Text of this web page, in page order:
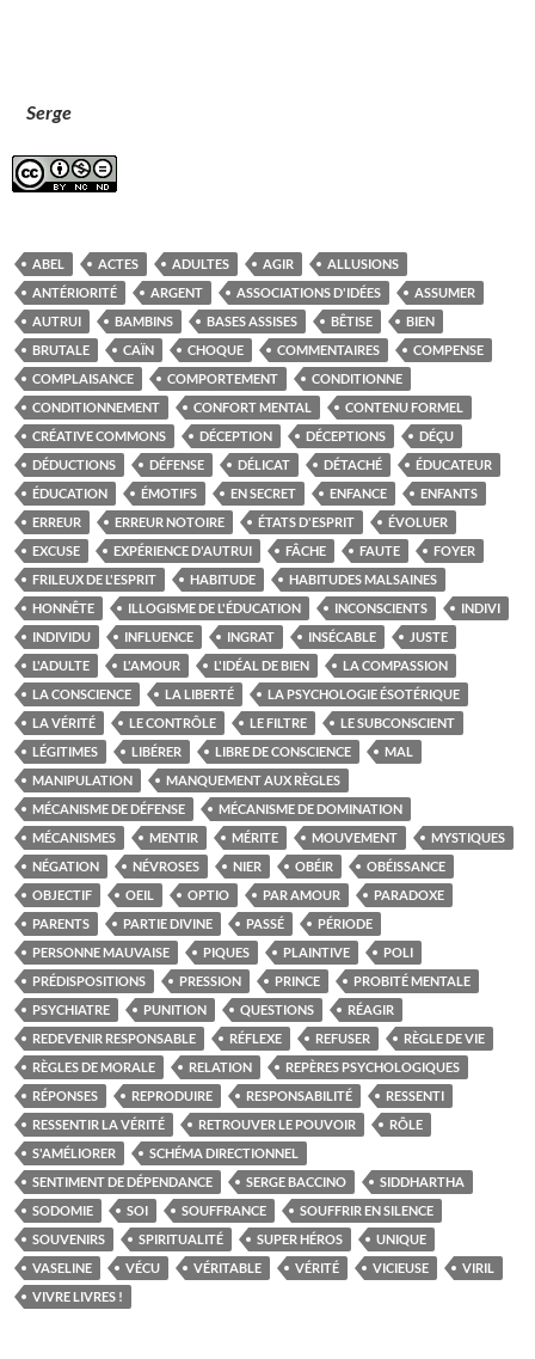
Serge
ABEL ACTES ADULTES AGIR
ALLUSIONS
ANTÉRIORITÉ
ARGENT ASSOCIATIONS D'IDÉES
ASSUMER
AUTRUI
BAMBINS BASES ASSISES BÊTISE
BIEN
BRUTALE
CAÏN CHOQUE COMMENTAIRES
COMPENSE
COMPLAISANCE
COMPORTEMENT
CONDITIONNE
CONDITIONNEMENT
CONFORT MENTAL
CONTENU FORMEL
CRÉATIVE COMMONS
DÉCEPTION DÉCEPTIONS
DÉÇU
DÉDUCTIONS
DÉFENSE DÉLICAT DÉTACHÉ
ÉDUCATEUR
ÉDUCATION
ÉMOTIFS EN SECRET ENFANCE
ENFANTS
ERREUR
ERREUR NOTOIRE ÉTATS D'ESPRIT
ÉVOLUER
EXCUSE
EXPÉRIENCE D'AUTRUI FÂCHE FAUTE
FOYER
FRILEUX DE L'ESPRIT
HABITUDE
HABITUDES MALSAINES
HONNÊTE
ILLOGISME DE L'ÉDUCATION INCONSCIENTS
INDIVI
INDIVIDU
INFLUENCE INGRAT INSÉCABLE
JUSTE
L'ADULTE
L'AMOUR L'IDÉAL DE BIEN
LA COMPASSION
LA CONSCIENCE
LA LIBERTÉ
LA PSYCHOLOGIE ÉSOTÉRIQUE
LA VÉRITÉ
LE CONTRÔLE LE FILTRE
LE SUBCONSCIENT
LÉGITIMES
LIBÉRER LIBRE DE CONSCIENCE
MAL
MANIPULATION
MANQUEMENT AUX RÈGLES
MÉCANISME DE DÉFENSE
MÉCANISME DE DOMINATION
MÉCANISMES
MENTIR MÉRITE MOUVEMENT
MYSTIQUES
NÉGATION
NÉVROSES NIER OBÉIR
OBÉISSANCE
OBJECTIF
OEIL OPTIO PAR AMOUR
PARADOXE
PARENTS
PARTIE DIVINE PASSÉ
PÉRIODE
PERSONNE MAUVAISE
PIQUES PLAINTIVE
POLI
PRÉDISPOSITIONS
PRESSION PRINCE
PROBITÉ MENTALE
PSYCHIATRE
PUNITION QUESTIONS
RÉAGIR
REDEVENIR RESPONSABLE
RÉFLEXE REFUSER
RÈGLE DE VIE
RÈGLES DE MORALE
RELATION
REPÈRES PSYCHOLOGIQUES
RÉPONSES
REPRODUIRE RESPONSABILITÉ
RESSENTI
RESSENTIR LA VÉRITÉ
RETROUVER LE POUVOIR
RÔLE
S'AMÉLIORER
SCHÉMA DIRECTIONNEL
SENTIMENT DE DÉPENDANCE
SERGE BACCINO
SIDDHARTHA
SODOMIE
SOI SOUFFRANCE
SOUFFRIR EN SILENCE
SOUVENIRS
SPIRITUALITÉ SUPER HÉROS
UNIQUE
VASELINE
VÉCU VÉRITABLE VÉRITÉ VICIEUSE
VIRIL
VIVRE LIVRES !